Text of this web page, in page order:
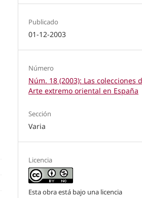
Publicado
01-12-2003
Número
Núm. 18 (2003): Las colecciones
Arte extremo oriental en España
Sección
Varia
Licencia
Esta obra está bajo una licencia